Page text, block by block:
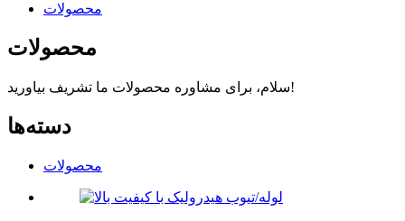
محصولات
محصولات
سلام، برای مشاوره محصولات ما تشریف بیاورید!
دسته‌ها
محصولات